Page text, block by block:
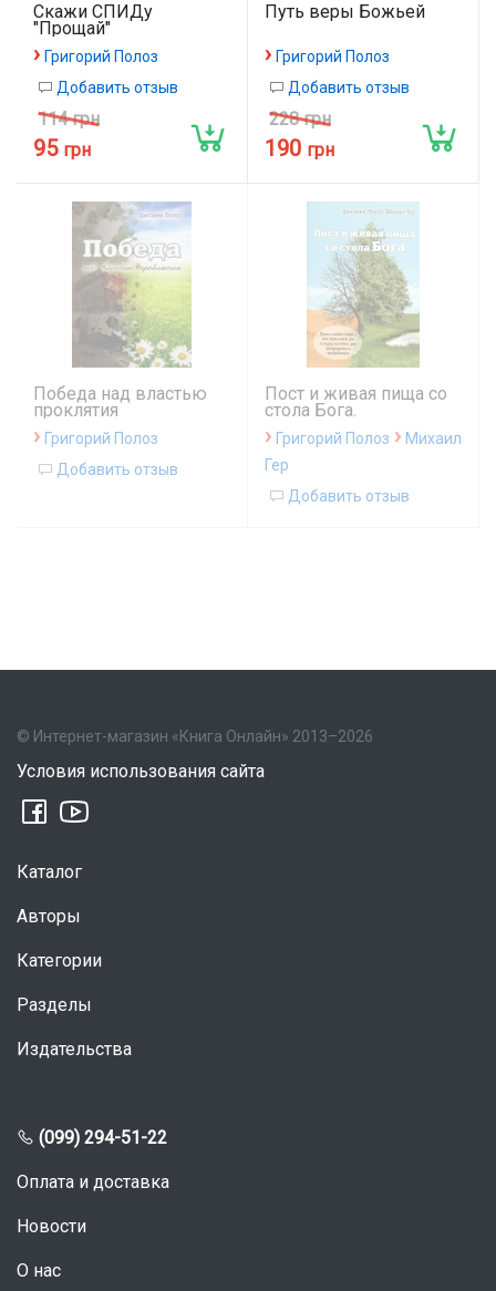
Скажи СПИДу
"Прощай"
› Григорий Полоз
Добавить отзыв
114 грн
95 грн
Путь веры Божьей
› Григорий Полоз
Добавить отзыв
228 грн
190 грн
Победа над властью
проклятия
› Григорий Полоз
Добавить отзыв
Пост и живая пища со
стола Бога.
› Григорий Полоз › Михаил
Гер
Добавить отзыв
© Интернет-магазин «Книга Онлайн» 2013–2026
Условия использования сайта
Каталог
Авторы
Категории
Разделы
Издательства
(099) 294-51-22
Оплата и доставка
Новости
О нас